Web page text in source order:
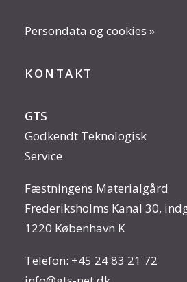
Persondata og cookies »
KONTAKT
GTS
Godkendt Teknologisk
Service
Fæstningens Materialgård
Frederiksholms Kanal 30,
1220 København K
Telefon: +45 24 83 21 72